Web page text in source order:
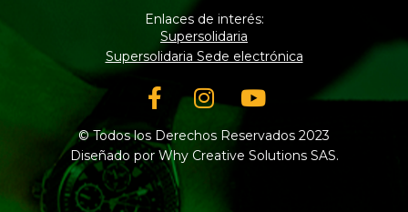
Enlaces de interés:
Supersolidaria
Supersolidaria Sede electrónica
Facebook-
f
Instagram
Youtube
© Todos los Derechos Reservados 2023
Diseñado por Why Creative Solutions SAS.